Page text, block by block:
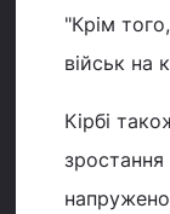
"Крім
військ на
Кірбі